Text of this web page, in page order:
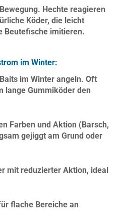
Bewegung. Hechte reagieren
Köder, die leicht
Beutefische imitieren.
im Winter:
im Winter angeln. Oft
lange Gummiköder den
Farben und Aktion (Barsch,
gejiggt am Grund oder
mit reduzierter Aktion, ideal
flache Bereiche an